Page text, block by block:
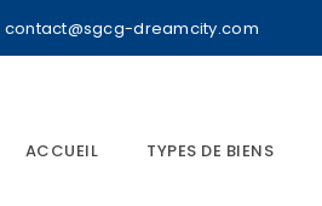
contact@sgcg-dreamcity.com
ACCUEIL TYPES DE BIENS